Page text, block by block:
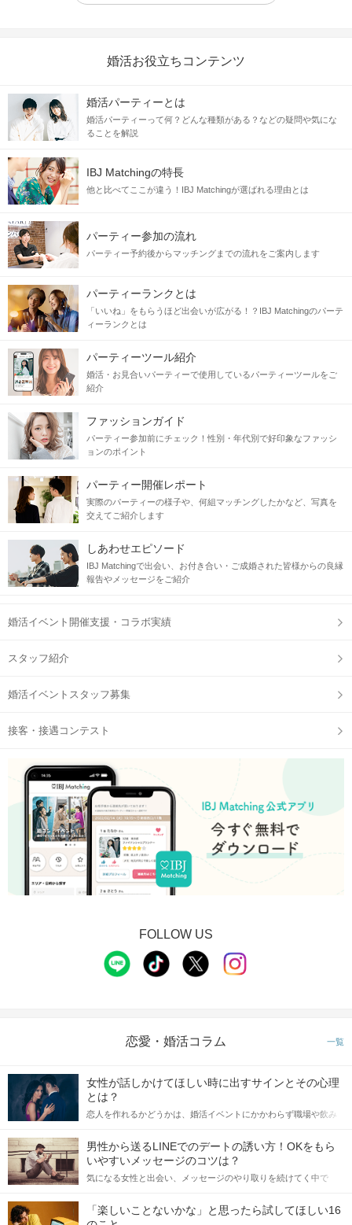
婚活お役立ちコンテンツ
婚活パーティーとは
婚活パーティーって何？どんな種類がある？などの疑問や気にな
ることを解説
IBJ Matchingの特長
他と比べてここが違う！IBJ Matchingが選ばれる理由とは
パーティー参加の流れ
パーティー予約後からマッチングまでの流れをご案内します
パーティーランクとは
「いいね」をもらうほど出会いが広がる！？IBJ Matchingのパーテ
ィーランクとは
パーティーツール紹介
婚活・お見合いパーティーで使用しているパーティーツールをご
紹介
ファッションガイド
パーティー参加前にチェック！性別・年代別で好印象なファッシ
ョンのポイント
パーティー開催レポート
実際のパーティーの様子や、何組マッチングしたかなど、写真を
交えてご紹介します
しあわせエピソード
IBJ Matchingで出会い、お付き合い・ご成婚された皆様からの良縁
報告やメッセージをご紹介
婚活イベント開催支援・コラボ実績
スタッフ紹介
婚活イベントスタッフ募集
接客・接遇コンテスト
FOLLOW US
恋愛・婚活コラム 一覧
女性が話しかけてほしい時に出すサインとその心理
とは？
恋人を作れるかどうかは、婚活イベントにかかわらず職場や飲み
てアプローチできるかにも左右されます。 これから恋人作りを本
格的に始めようとしている方は、女性が異性を求めて出すサイン
をしっかりと理解し、正しい行動に移せるかどうかが重要。 この
記事では、女性が話しかけて欲しい時に出すサインとその心理を
合にどのような行動に繋げるべきかをご紹介していきます。
男性から送るLINEでのデートの誘い方！OKをもら
いやすいメッセージのコツは？
気になる女性と出会い、メッセージのやり取りを続けてく中で
しかし、中には「どう誘ったらいいの？」とお困りの男性もいら
っしゃるのではないでしょうか。 そこで今回は、男性から女性へ
「楽しいことないかな」と思ったら試してほしい16